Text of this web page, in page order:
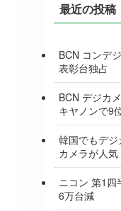
最近の投稿
BCN コンデ
表彰台独占
BCN デジカ
キヤノンで9
韓国でもデ
カメラが人気
ニコン 第1四
6万台減